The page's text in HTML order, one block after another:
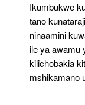
Ikumbukwe
tano
ninaamini
ile ya awamu
kilichobakia
mshikamano